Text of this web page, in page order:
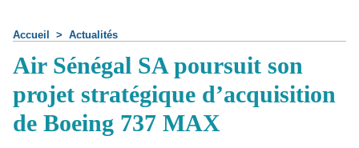
Accueil > Actualités
Air Sénégal SA poursuit son
projet stratégique d’acquisition
de Boeing 737 MAX